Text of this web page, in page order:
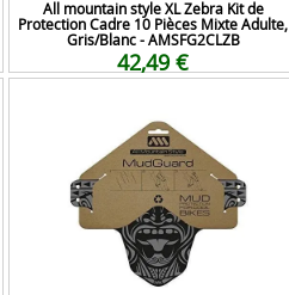
All mountain style XL Zebra Kit de
Protection Cadre 10 Pièces Mixte Adulte,
Gris/Blanc - AMSFG2CLZB
42,49 €